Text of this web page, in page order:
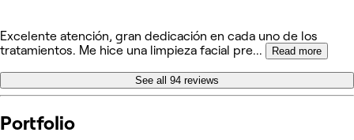
Excelente atención, gran dedicación en cada uno de los
tratamientos. Me hice una limpieza facial pre... Read more
See all 94 reviews
Portfolio